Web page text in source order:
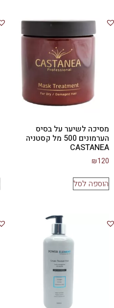
מסיכה לשיער על בסיס
הערמונים 500 מל קסטניה
CASTANEA
₪120
הוספה לסל